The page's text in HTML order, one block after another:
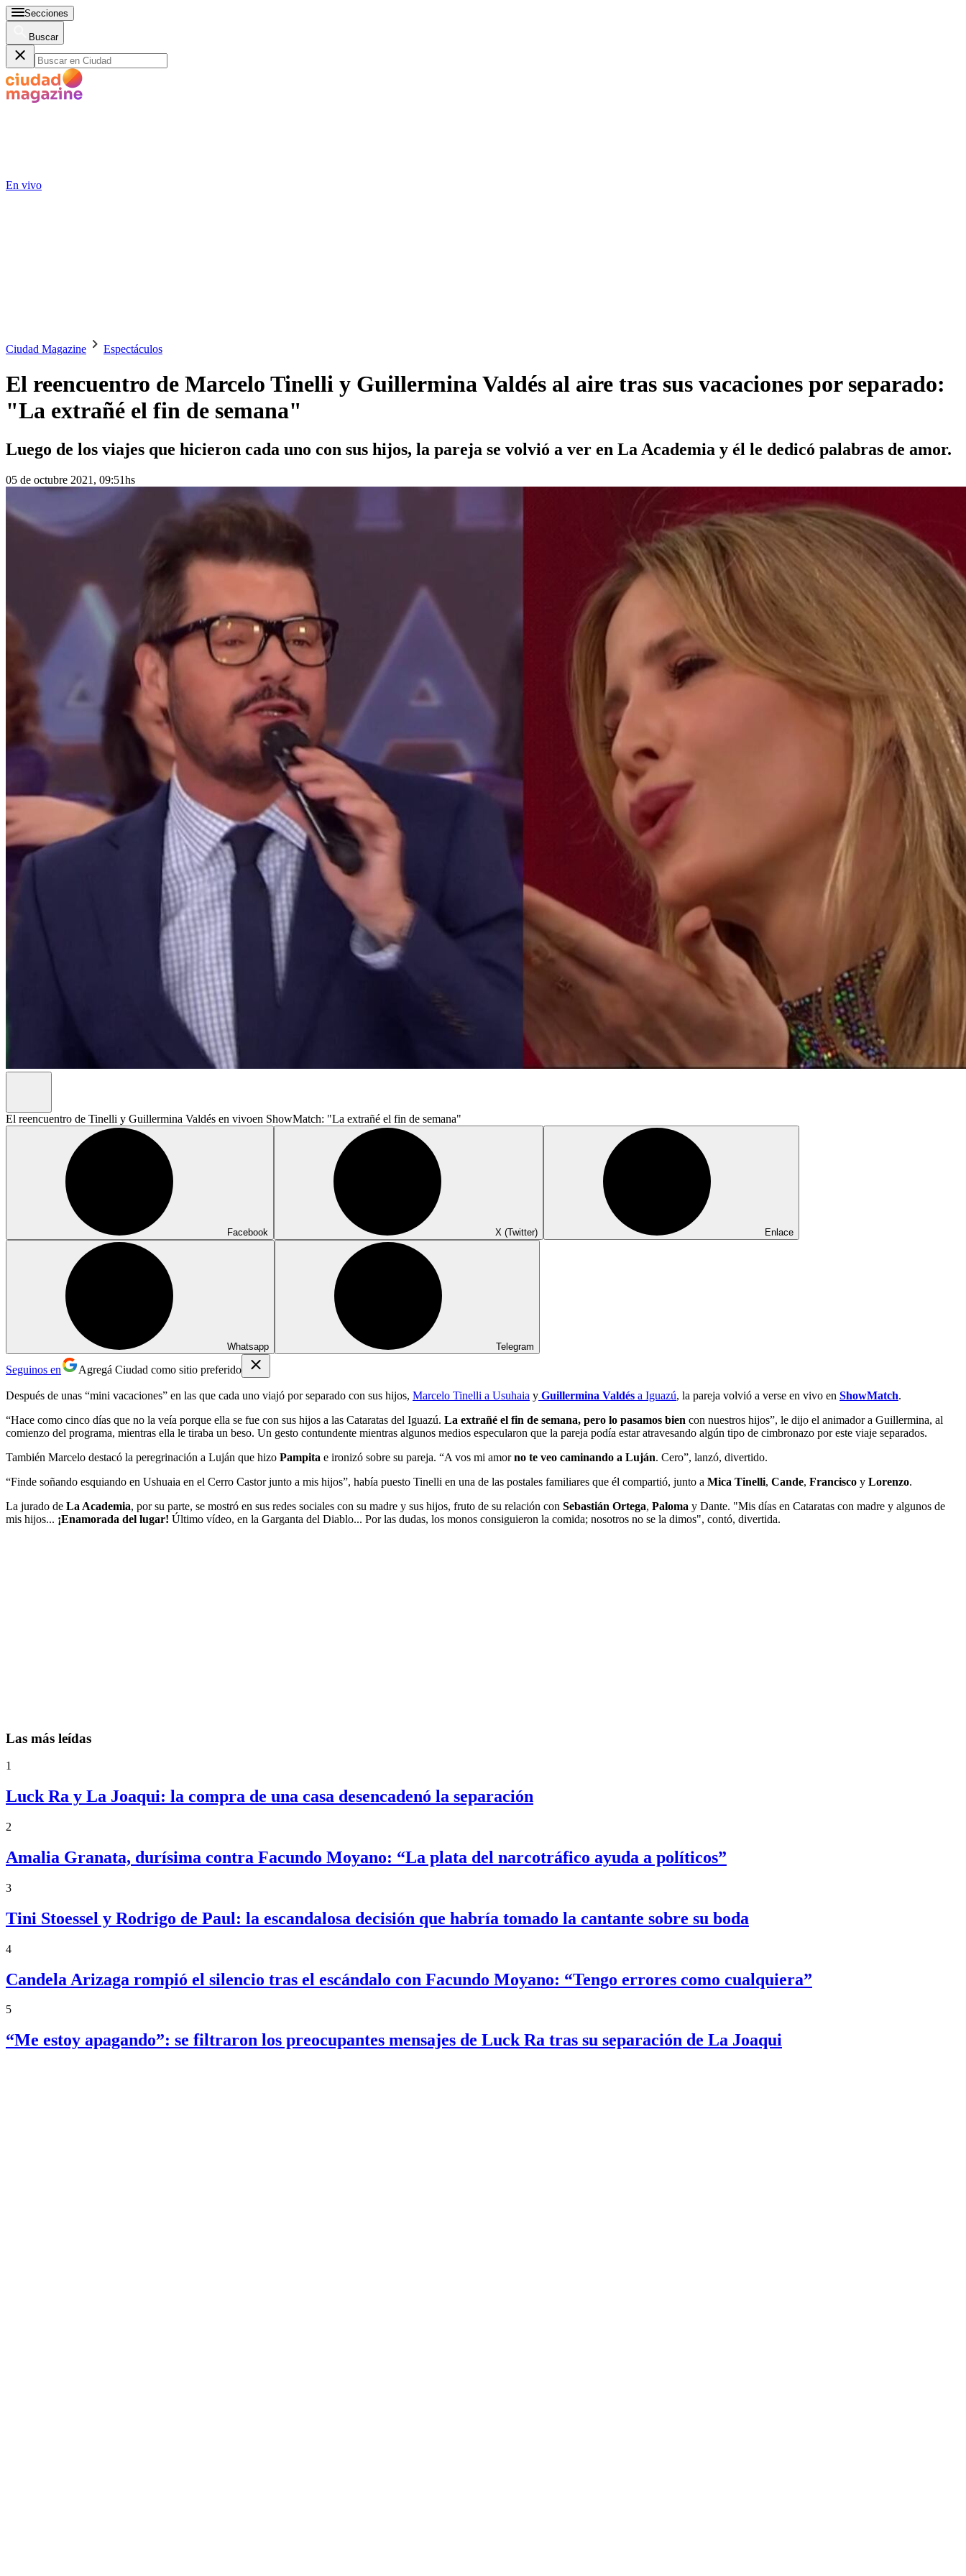
Secciones
Buscar
En vivo
Ciudad Magazine Espectáculos
El reencuentro de Marcelo Tinelli y Guillermina Valdés al aire tras sus vacaciones por separado:
"La extrañé el fin de semana"
Luego de los viajes que hicieron cada uno con sus hijos, la pareja se volvió a ver en La Academia y él le dedicó palabras de amor.
05 de octubre 2021, 09:51hs
El reencuentro de Tinelli y Guillermina Valdés en vivoen ShowMatch: "La extrañé el fin de semana"
Facebook X (Twitter) Enlace
Whatsapp Telegram
Seguinos en Agregá Ciudad como sitio preferido
Después de unas “mini vacaciones” en las que cada uno viajó por separado con sus hijos, Marcelo Tinelli a Usuhaia y Guillermina Valdés a Iguazú, la pareja volvió a verse en vivo en ShowMatch.
“Hace como cinco días que no la veía porque ella se fue con sus hijos a las Cataratas del Iguazú. La extrañé el fin de semana, pero lo pasamos bien con nuestros hijos”, le dijo el animador a Guillermina, al
comienzo del programa, mientras ella le tiraba un beso. Un gesto contundente mientras algunos medios especularon que la pareja podía estar atravesando algún tipo de cimbronazo por este viaje separados.
También Marcelo destacó la peregrinación a Luján que hizo Pampita e ironizó sobre su pareja. “A vos mi amorno te veo caminando a Luján. Cero”, lanzó, divertido.
“Finde soñando esquiando en Ushuaia en el Cerro Castor junto a mis hijos”, había puesto Tinelli en una de las postales familiares que él compartió, junto a Mica Tinelli, Cande, Francisco y Lorenzo.
La jurado de La Academia, por su parte, se mostró en sus redes sociales con su madre y sus hijos, fruto de su relación con Sebastián Ortega, Paloma y Dante. "Mis días en Cataratas con madre y algunos de
mis hijos... ¡Enamorada del lugar! Último vídeo, en la Garganta del Diablo... Por las dudas, los monos consiguieron la comida; nosotros no se la dimos", contó, divertida.
Las más leídas
1
Luck Ra y La Joaqui: la compra de una casa desencadenó la separación
2
Amalia Granata, durísima contra Facundo Moyano: “La plata del narcotráfico ayuda a políticos”
3
Tini Stoessel y Rodrigo de Paul: la escandalosa decisión que habría tomado la cantante sobre su boda
4
Candela Arizaga rompió el silencio tras el escándalo con Facundo Moyano: “Tengo errores como cualquiera”
5
“Me estoy apagando”: se filtraron los preocupantes mensajes de Luck Ra tras su separación de La Joaqui